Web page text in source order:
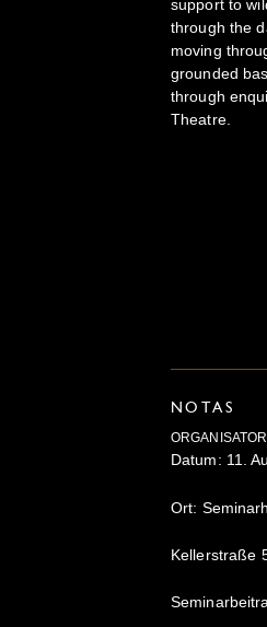
support to
through the
moving
grounded
through
Theatre.
NOTAS
Datum: 11.
Ort:
Kellerstraße